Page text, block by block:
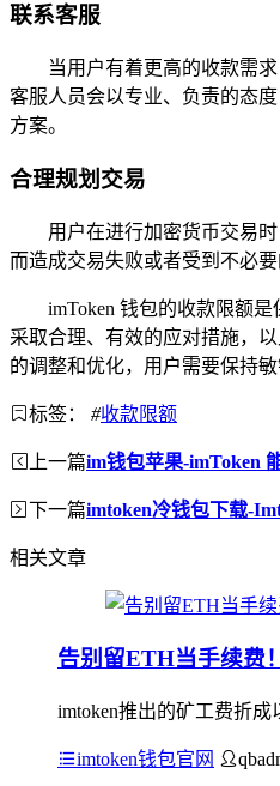
联系客服
当用户有着更高的收款需
客服人员会以专业、负责的态
方案。
合理规划交易
用户在进行加密货币交易
而造成交易失败或者受到不必
imToken 钱包的收款限额是
采取合理、有效的应对措施，
的调整和优化，用户需要保持
标签： #收款限额
上一篇im钱包苹果-imToken
下一篇imtoken冷钱包下载-
相关文章
告别留ETH当手续费
imtoken推出的矿工费折
imtoken钱包官网